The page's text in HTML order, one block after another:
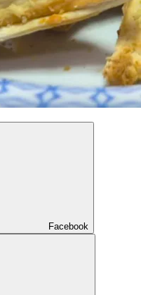
Facebook